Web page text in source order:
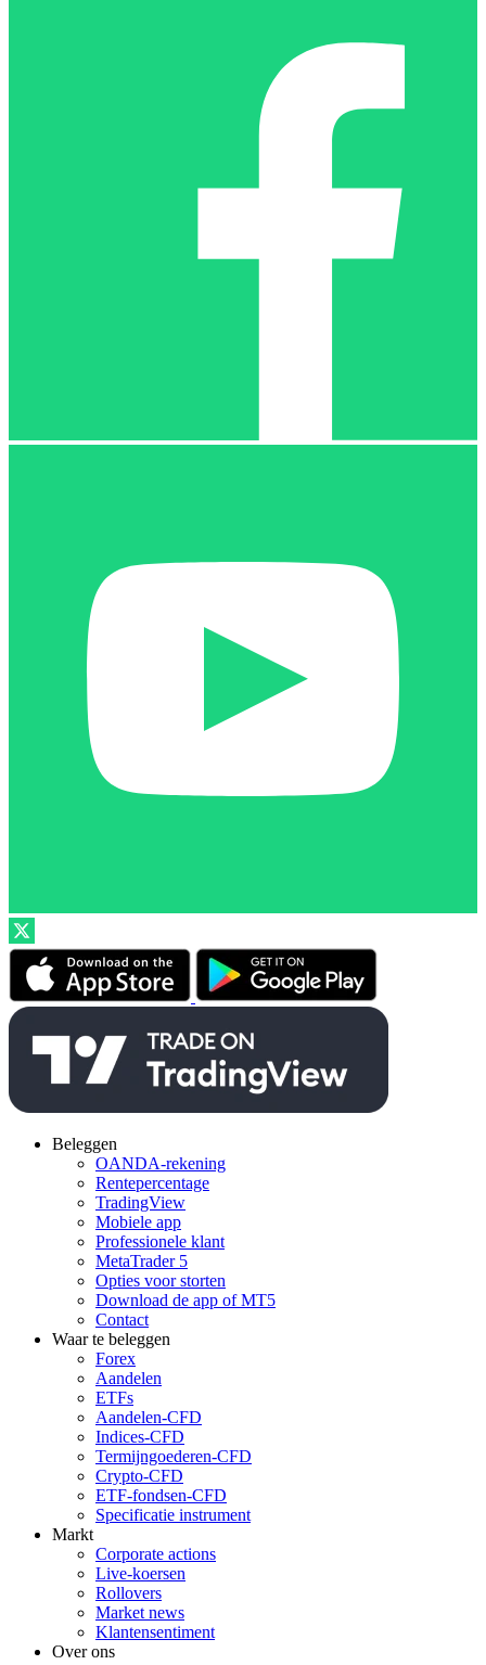
Beleggen
OANDA-rekening
Rentepercentage
TradingView
Mobiele app
Professionele klant
MetaTrader 5
Opties voor storten
Download de app of MT5
Contact
Waar te beleggen
Forex
Aandelen
ETFs
Aandelen-CFD
Indices-CFD
Termijngoederen-CFD
Crypto-CFD
ETF-fondsen-CFD
Specificatie instrument
Markt
Corporate actions
Live-koersen
Rollovers
Market news
Klantensentiment
Over ons